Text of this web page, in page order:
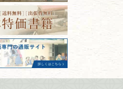
アート本・
本
撮影術
トグラフ・
書を売るポイント
秋田県
岐阜県
滋賀県
大阪府
奈良県
：0120-414-548
8115
8116
京都公安委員会 第
号
有限会社長島書店